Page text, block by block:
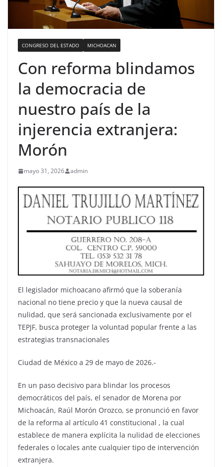
CONGRESO DEL ESTADO MICHOACAN
Con reforma blindamos
la democracia de
nuestro país de la
injerencia extranjera:
Morón
mayo 31, 2026 admin
El legislador michoacano afirmó que la soberanía
nacional no tiene precio y que la nueva causal de
nulidad, que será sancionada exclusivamente por el
TEPJF, busca proteger la voluntad popular frente a las
estrategias transnacionales
Ciudad de México a 29 de mayo de 2026.-
En un paso decisivo para blindar los procesos
democráticos del país, el senador de Morena por
Michoacán, Raúl Morón Orozco, se pronunció en favor
de la reforma al artículo 41 constitucional , la cual
establece de manera explícita la nulidad de elecciones
federales o locales ante cualquier tipo de intervención
extranjera.